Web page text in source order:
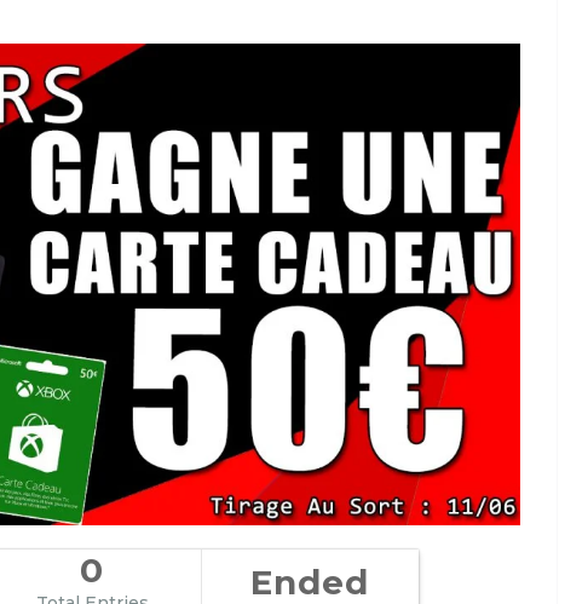
0 Ended